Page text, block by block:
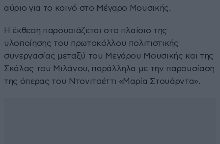
αύριο για το κοινό στο Μέγαρο Μουσικής.
Η έκθεση παρουσιάζεται στο πλαίσιο της
υλοποίησης του πρωτοκόλλου πολιτιστικής
συνεργασίας μεταξύ του Μεγάρου Μουσικής και της
Σκάλας του Μιλάνου, παράλληλα με την παρουσίαση
της όπερας του Ντονιτσέττι «Μαρία Στουάρντα».